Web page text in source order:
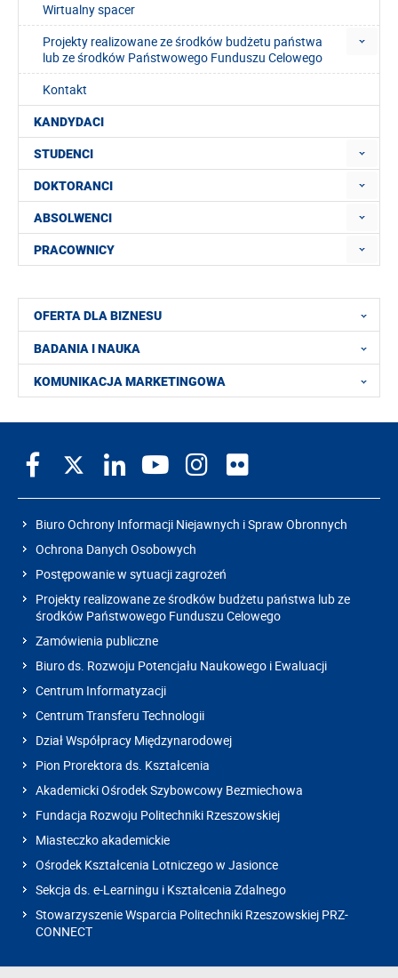
Wirtualny spacer
Projekty realizowane ze środków budżetu państwa
lub ze środków Państwowego Funduszu Celowego
Kontakt
KANDYDACI
STUDENCI
DOKTORANCI
ABSOLWENCI
PRACOWNICY
OFERTA DLA BIZNESU
BADANIA I NAUKA
KOMUNIKACJA MARKETINGOWA
Biuro Ochrony Informacji Niejawnych i Spraw Obronnych
Ochrona Danych Osobowych
Postępowanie w sytuacji zagrożeń
Projekty realizowane ze środków budżetu państwa lub ze
środków Państwowego Funduszu Celowego
Zamówienia publiczne
Biuro ds. Rozwoju Potencjału Naukowego i Ewaluacji
Centrum Informatyzacji
Centrum Transferu Technologii
Dział Współpracy Międzynarodowej
Pion Prorektora ds. Kształcenia
Akademicki Ośrodek Szybowcowy Bezmiechowa
Fundacja Rozwoju Politechniki Rzeszowskiej
Miasteczko akademickie
Ośrodek Kształcenia Lotniczego w Jasionce
Sekcja ds. e-Learningu i Kształcenia Zdalnego
Stowarzyszenie Wsparcia Politechniki Rzeszowskiej PRZ-
CONNECT